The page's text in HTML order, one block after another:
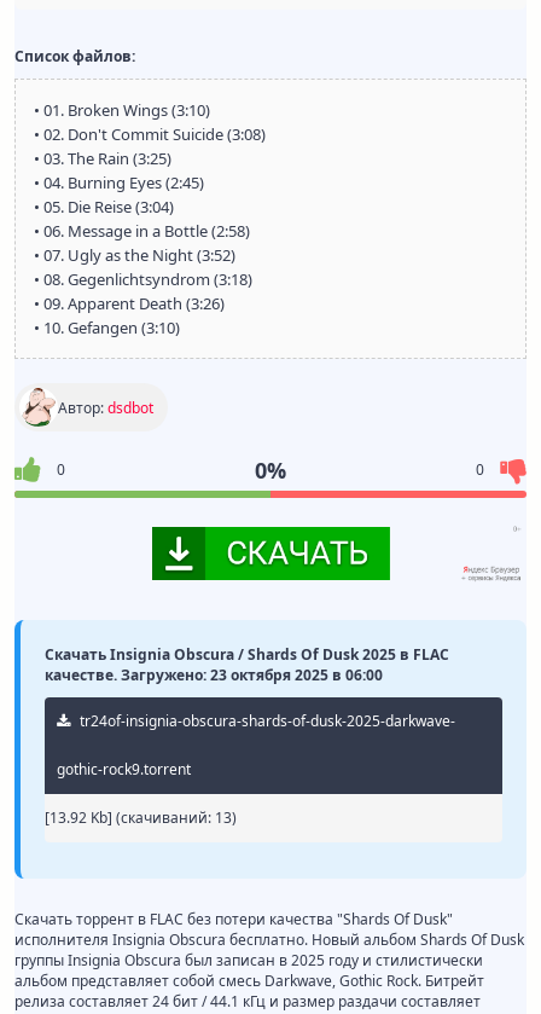
Список файлов:
• 01. Broken Wings (3:10)
• 02. Don't Commit Suicide (3:08)
• 03. The Rain (3:25)
• 04. Burning Eyes (2:45)
• 05. Die Reise (3:04)
• 06. Message in a Bottle (2:58)
• 07. Ugly as the Night (3:52)
• 08. Gegenlichtsyndrom (3:18)
• 09. Apparent Death (3:26)
• 10. Gefangen (3:10)
Автор:dsdbot
0 0% 0
Скачать Insignia Obscura / Shards Of Dusk 2025 в FLAC
качестве. Загружено: 23 октября 2025 в 06:00
tr24of-insignia-obscura-shards-of-dusk-2025-darkwave-
gothic-rock9.torrent
[13.92 Kb] (cкачиваний: 13)
Скачать торрент в FLAC без потери качества "Shards Of Dusk"
исполнителя Insignia Obscura бесплатно. Новый альбом Shards Of Dusk
группы Insignia Obscura был записан в 2025 году и стилистически
альбом представляет собой смесь Darkwave, Gothic Rock. Битрейт
релиза составляет 24 бит / 44.1 кГц и размер раздачи составляет